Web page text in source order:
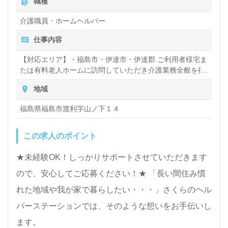
介護職員・ホームヘルパー
仕事内容
【対応エリア】・福島市・伊達市・伊達郡 ご利用者様宅ま
たは有料老人ホームに訪問していただき介護業務全般を行
っていただきます。 ※直行直帰OKです！ ※週1回程度事
務所に来ていただきます！ ◆お車をお持ちの方は、自家用
車での移動を行っていただきます◆ ※訪問先が、車でしか
移動できない立地のため、ほとんどの方がお車で移動いた
地域
福島県福島市渡利字山ノ下１４
この求人のポイント
★未経験OK！しっかりサポートさせていただきます
ので、安心してご応募ください！★ 「長い間住み慣
れた地域や我が家で暮らしたい・・・」さくらのヘル
パーステーションでは、そのような想いをお手伝いし
ます。